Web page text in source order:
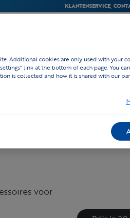
KLANTENSERVICE,
voor
Additional cookies are only used with your
link at the bottom of each page. You
is collected and how it is shared with our